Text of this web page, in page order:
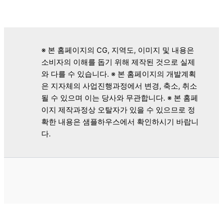
※ 본 홈페이지의 CG, 지역도, 이미지 및 내용은
소비자의 이해를 돕기 위해 제작된 것으로 실제
와 다를 수 있습니다. ※ 본 홈페이지의 개발계획
은 지자체의 사업진행과정에서 변경, 축소, 취소
될 수 있으며 이는 당사와 무관합니다. ※ 본 홈페
이지 제작과정상 오탈자가 있을 수 있으므로 정
확한 내용은 샘플하우스에서 확인하시기 바랍니
다.